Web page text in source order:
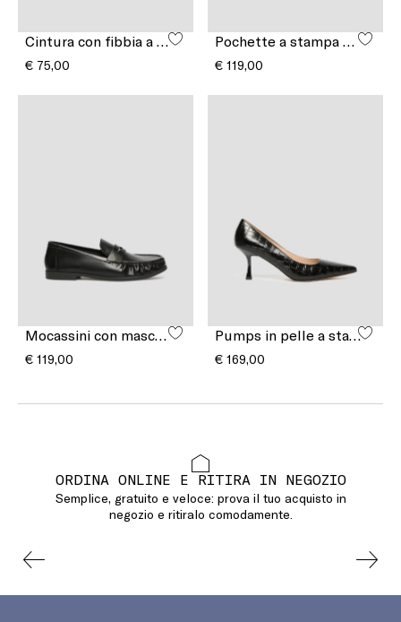
€ 75,00 € 119,00
€ 119,00
Pumps in pelle a stampa cocco
€ 169,00
ORDINA ONLINE E RITIRA IN NEGOZIO
Semplice, gratuito e veloce: prova il tuo acquisto in
negozio e ritiralo comodamente.